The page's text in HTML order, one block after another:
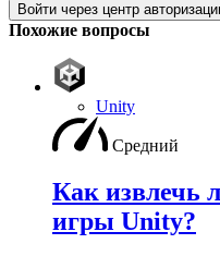
Войти через центр
Похожие вопросы
Unity
Средний
Как извлечь
игры Unity?